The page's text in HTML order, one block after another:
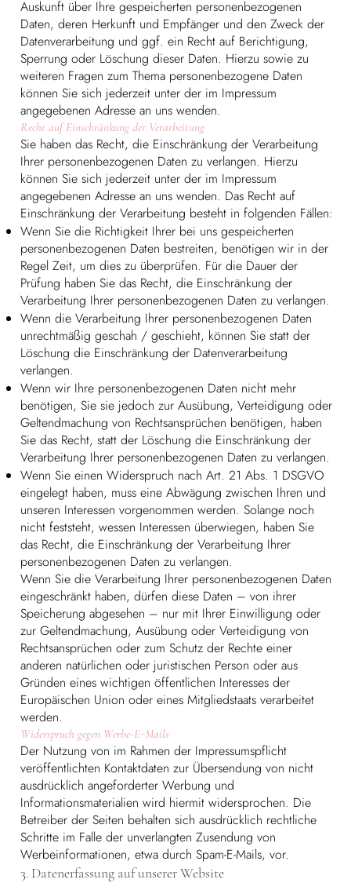
Auskunft über Ihre gespeicherten personenbezogenen
Daten, deren Herkunft und Empfänger und den Zweck der
Datenverarbeitung und ggf. ein Recht auf Berichtigung,
Sperrung oder Löschung dieser Daten. Hierzu sowie zu
weiteren Fragen zum Thema personenbezogene Daten
können Sie sich jederzeit unter der im Impressum
angegebenen Adresse an uns wenden.
Recht auf Einschränkung der Verarbeitung
Sie haben das Recht, die Einschränkung der Verarbeitung
Ihrer personenbezogenen Daten zu verlangen. Hierzu
können Sie sich jederzeit unter der im Impressum
angegebenen Adresse an uns wenden. Das Recht auf
Einschränkung der Verarbeitung besteht in folgenden Fällen:
Wenn Sie die Richtigkeit Ihrer bei uns gespeicherten
personenbezogenen Daten bestreiten, benötigen wir in der
Regel Zeit, um dies zu überprüfen. Für die Dauer der
Prüfung haben Sie das Recht, die Einschränkung der
Verarbeitung Ihrer personenbezogenen Daten zu verlangen.
Wenn die Verarbeitung Ihrer personenbezogenen Daten
unrechtmäßig geschah / geschieht, können Sie statt der
Löschung die Einschränkung der Datenverarbeitung
verlangen.
Wenn wir Ihre personenbezogenen Daten nicht mehr
benötigen, Sie sie jedoch zur Ausübung, Verteidigung oder
Geltendmachung von Rechtsansprüchen benötigen, haben
Sie das Recht, statt der Löschung die Einschränkung der
Verarbeitung Ihrer personenbezogenen Daten zu verlangen.
Wenn Sie einen Widerspruch nach Art. 21 Abs. 1 DSGVO
eingelegt haben, muss eine Abwägung zwischen Ihren und
unseren Interessen vorgenommen werden. Solange noch
nicht feststeht, wessen Interessen überwiegen, haben Sie
das Recht, die Einschränkung der Verarbeitung Ihrer
personenbezogenen Daten zu verlangen.
Wenn Sie die Verarbeitung Ihrer personenbezogenen Daten
eingeschränkt haben, dürfen diese Daten – von ihrer
Speicherung abgesehen – nur mit Ihrer Einwilligung oder
zur Geltendmachung, Ausübung oder Verteidigung von
Rechtsansprüchen oder zum Schutz der Rechte einer
anderen natürlichen oder juristischen Person oder aus
Gründen eines wichtigen öffentlichen Interesses der
Europäischen Union oder eines Mitgliedstaats verarbeitet
werden.
Widerspruch gegen Werbe-E-Mails
Der Nutzung von im Rahmen der Impressumspflicht
veröffentlichten Kontaktdaten zur Übersendung von nicht
ausdrücklich angeforderter Werbung und
Informationsmaterialien wird hiermit widersprochen. Die
Betreiber der Seiten behalten sich ausdrücklich rechtliche
Schritte im Falle der unverlangten Zusendung von
Werbeinformationen, etwa durch Spam-E-Mails, vor.
3. Datenerfassung auf unserer Website